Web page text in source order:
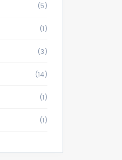
(5)
(1)
(3)
(14)
(1)
(1)